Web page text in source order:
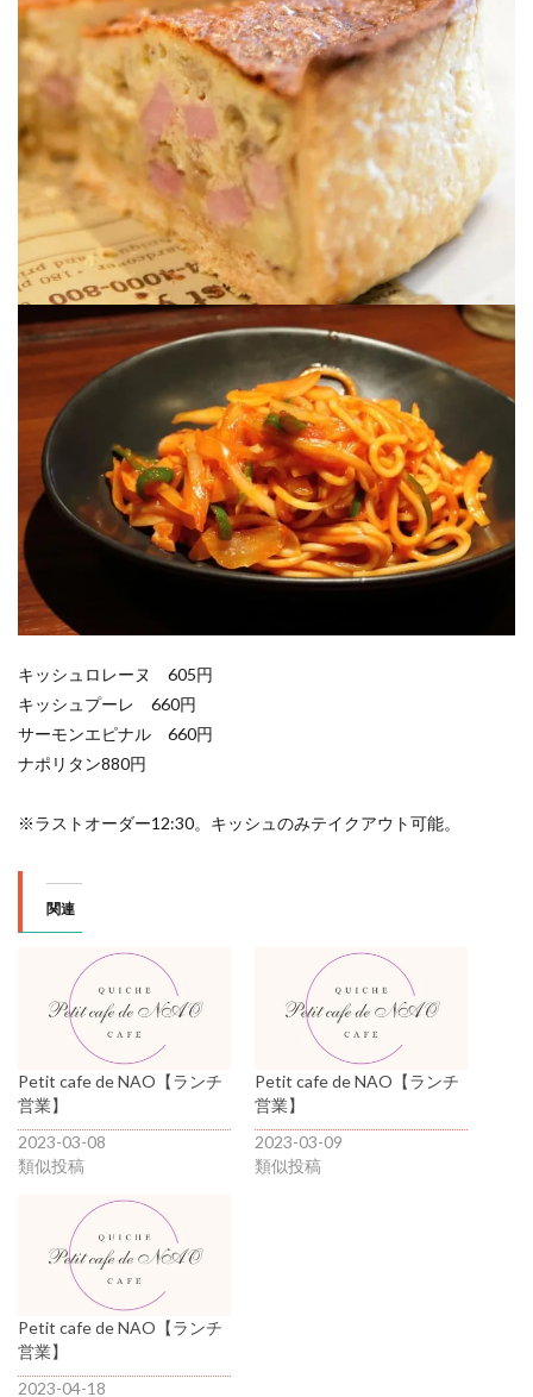
キッシュロレーヌ 605円
キッシュプーレ 660円
サーモンエピナル 660円
ナポリタン880円
※ラストオーダー12:30。キッシュのみテイクアウト可能。
関連
Petit cafe de NAO【ランチ
営業】
2023-03-08
類似投稿
Petit cafe de NAO【ランチ
営業】
2023-03-09
類似投稿
Petit cafe de NAO【ランチ
営業】
2023-04-18